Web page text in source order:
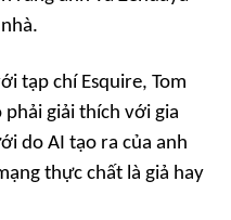
tạp chí Esquire, Tom
giải thích với gia
do AI tạo ra của anh
thực chất là giả hay